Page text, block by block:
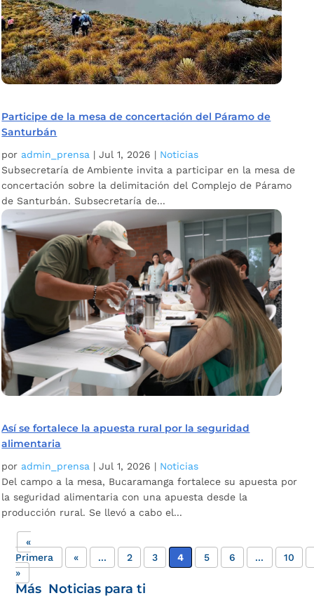
Participe de la mesa de concertación del Páramo de
Santurbán
por admin_prensa |Jul 1, 2026 | Noticias
Subsecretaría de Ambiente invita a participar en la mesa de
concertación sobre la delimitación del Complejo de Páramo
de Santurbán. Subsecretaría de...
Así se fortalece la apuesta rural por la seguridad
alimentaria
por admin_prensa |Jul 1, 2026 | Noticias
Del campo a la mesa, Bucaramanga fortalece su apuesta por
la seguridad alimentaria con una apuesta desde la
producción rural. Se llevó a cabo el...
«
Primera
« ... 2 3 4 5 6 ...
10
»
Más Noticias para ti